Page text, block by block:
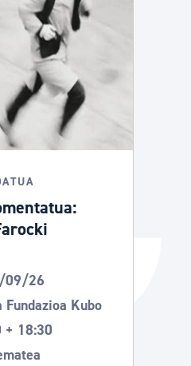
katalogoa
laguntza
09/26
Fundazioa Kubo
+ 18:30